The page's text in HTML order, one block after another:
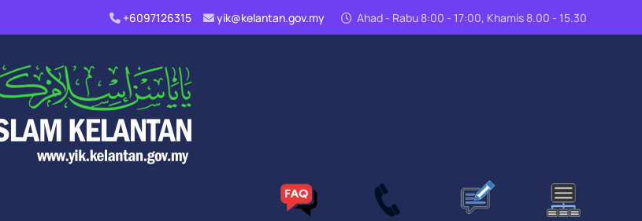
+6097126315 yik@kelantan.gov.my Ahad - Rabu 8:00 - 17:00, Khamis 8.00 - 15.30